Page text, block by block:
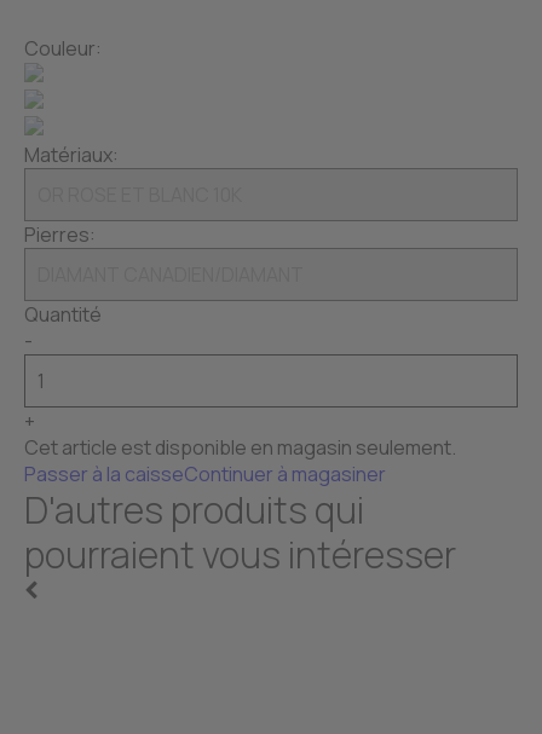
Couleur:
Matériaux:
Pierres:
Quantité
-
+
Cet article est disponible en magasin seulement.
Passer à la caisseContinuer à magasiner
D'autres produits qui
pourraient vous intéresser